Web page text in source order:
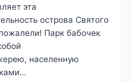
эта
острова Святого
Парк бабочек
населенную